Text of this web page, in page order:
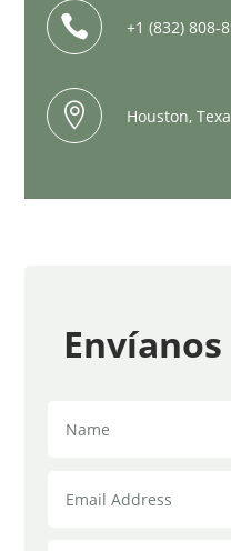
 +1 (832) 808-
 Houston,